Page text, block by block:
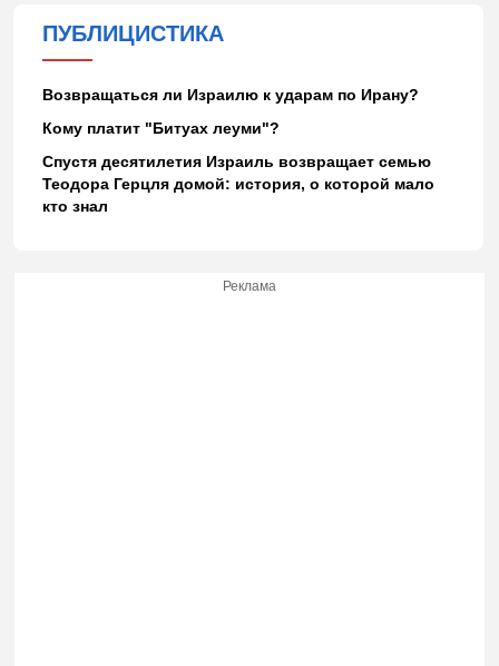
ПУБЛИЦИСТИКА
Возвращаться ли Израилю к ударам по Ирану?
Кому платит "Битуах леуми"?
Спустя десятилетия Израиль возвращает семью
Теодора Герцля домой: история, о которой мало
кто знал
Реклама